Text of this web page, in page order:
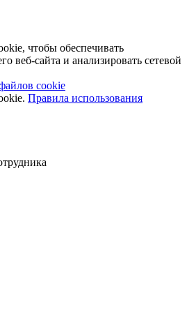
чтобы обеспечивать
веб-сайта и анализировать сетевой
cookie
Правила использования